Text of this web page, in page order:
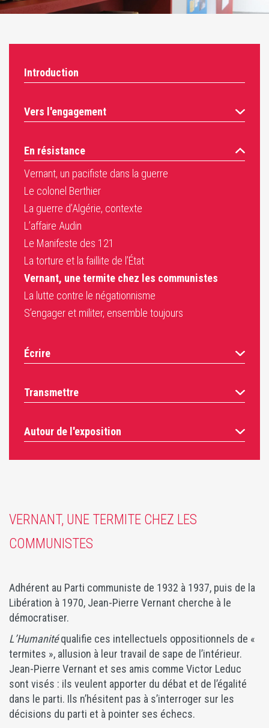
Introduction
Vers l'engagement
En résistance
Vernant, un pacifiste dans la guerre
Le colonel Berthier
La guerre d’Algérie, contexte
L’affaire Audin
Le Manifeste des 121
La torture et la faillite de l’État
Vernant, une termite chez les communistes
La lutte contre le négationnisme
S’engager et militer, ensemble toujours
Écrire
Transmettre
Autour de l'exposition
VERNANT, UNE TERMITE CHEZ LES
COMMUNISTES
Adhérent au Parti communiste de 1932 à 1937, puis de la
Libération à 1970, Jean-Pierre Vernant cherche à le
démocratiser.
L’Humanitéqualifie ces intellectuels oppositionnels de «
termites », allusion à leur travail de sape de l’intérieur.
Jean-Pierre Vernant et ses amis comme Victor Leduc
sont visés : ils veulent apporter du débat et de l’égalité
dans le parti. Ils n’hésitent pas à s’interroger sur les
décisions du parti et à pointer ses échecs.